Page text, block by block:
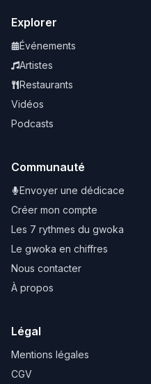
Explorer
Événements
Artistes
Restaurants
Vidéos
Podcasts
Communauté
Envoyer une dédicace
Créer mon compte
Les 7 rythmes du gwoka
Le gwoka en chiffres
Nous contacter
À propos
Légal
Mentions légales
CGV